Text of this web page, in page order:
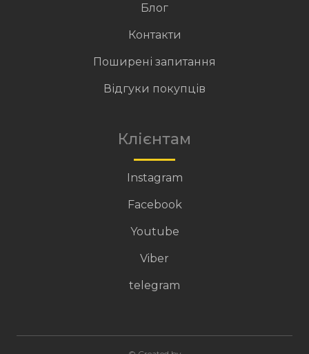
Блог
Контакти
Поширені запитання
Відгуки покупців
Клієнтам
Instagram
Facebook
Youtube
Viber
telegram